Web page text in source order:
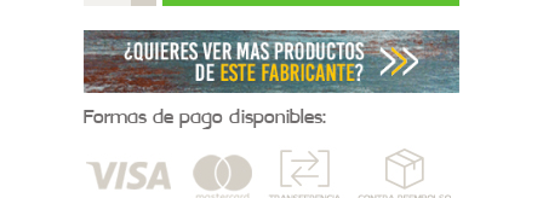
Formas de pago disponibles: